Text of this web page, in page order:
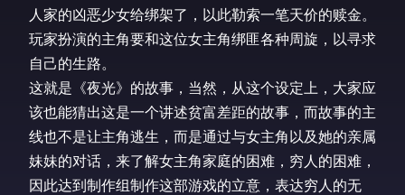
人家的凶恶少女给绑架了，以此勒索一笔天价的赎金。
玩家扮演的主角要和这位女主角绑匪各种周旋，以寻求
自己的生路。
这就是《夜光》的故事，当然，从这个设定上，大家应
该也能猜出这是一个讲述贫富差距的故事，而故事的主
线也不是让主角逃生，而是通过与女主角以及她的亲属
妹妹的对话，来了解女主角家庭的困难，穷人的困难，
因此达到制作组制作这部游戏的立意，表达穷人的无